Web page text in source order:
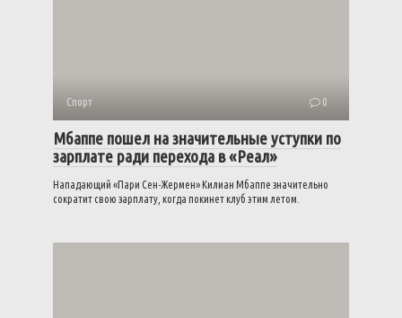
Спорт 0
Мбаппе пошел на значительные уступки по
зарплате ради перехода в «Реал»
Нападающий «Пари Сен-Жермен» Килиан Мбаппе значительно
сократит свою зарплату, когда покинет клуб этим летом.